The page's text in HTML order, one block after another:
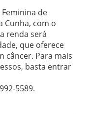
de
Cunha, com o
renda será
que oferece
câncer. Para mais
basta entrar
5589.